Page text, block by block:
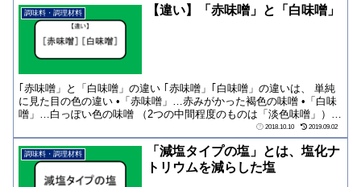
調味料・調理材料 【違い】「赤味噌」と「白味噌」
｢赤味噌」と「白味噌」の違い ｢赤味噌」｢白味噌」の違いは、 単純
に見た目の色の違い •「赤味噌」…赤みがかった褐色の味噌 •「白味
噌」…白っぽい色の味噌 （2つの中間程度のものは「淡色味噌」）
2018.10.10 2019.09.02
調味料・調理材料
「減塩タイプの塩」とは、塩化ナ
トリウムを減らした塩